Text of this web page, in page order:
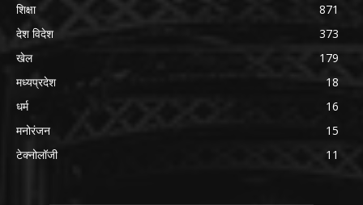
शिक्षा
871
देश विदेश
373
खेल
179
मध्यप्रदेश
18
धर्म
16
मनोरंजन
15
टेक्नोलॉजी
11